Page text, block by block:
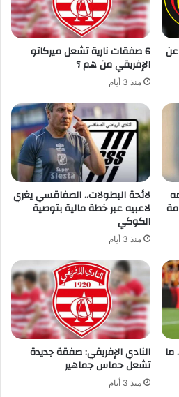
عن 6 صفقات نارية تشعل ميركاتو
الإفريقي من هم ؟
منذ 3 أيام
لائحة البطولات.. الصفاقسي يغري
لاعبيه عبر خطة مالية بتوصية
الكوكي
منذ 3 أيام
ما النادي الإفريقي: صفقة جديدة
تشعل حماس جماهير
منذ 3 أيام